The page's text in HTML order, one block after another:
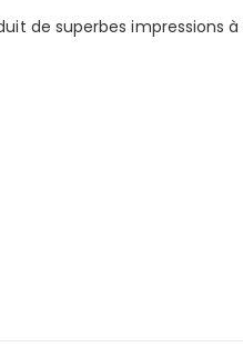
de superbes impressions